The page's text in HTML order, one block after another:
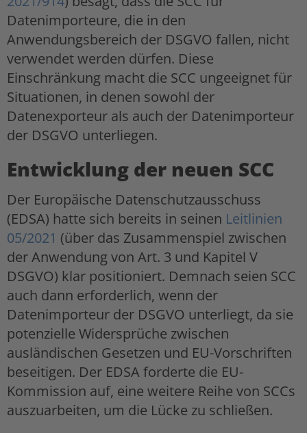
Datenimporteure, die in den
Anwendungsbereich der DSGVO fallen, nicht
verwendet werden dürfen. Diese
Einschränkung macht die SCC ungeeignet für
Situationen, in denen sowohl der
Datenexporteur als auch der Datenimporteur
der DSGVO unterliegen.
Entwicklung der neuen SCC
Der Europäische Datenschutzausschuss
(EDSA) hatte sich bereits in seinen Leitlinien
05/2021 (über das Zusammenspiel zwischen
der Anwendung von Art. 3 und Kapitel V
DSGVO) klar positioniert. Demnach seien SCC
auch dann erforderlich, wenn der
Datenimporteur der DSGVO unterliegt, da sie
potenzielle Widersprüche zwischen
ausländischen Gesetzen und EU-Vorschriften
beseitigen. Der EDSA forderte die EU-
Kommission auf, eine weitere Reihe von SCCs
auszuarbeiten, um die Lücke zu schließen.